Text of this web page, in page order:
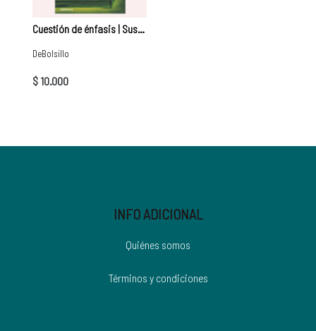
Cuestión de énfasis | Susan Sontag
DeBolsillo
$ 10.000
INFO ADICIONAL
Quiénes somos
Términos y condiciones